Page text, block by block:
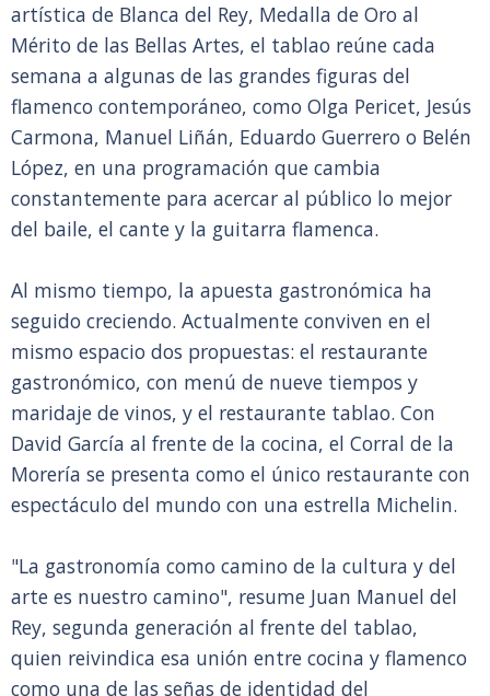
artística de Blanca del Rey, Medalla de Oro al
Mérito de las Bellas Artes, el tablao reúne cada
semana a algunas de las grandes figuras del
flamenco contemporáneo, como Olga Pericet, Jesús
Carmona, Manuel Liñán, Eduardo Guerrero o Belén
López, en una programación que cambia
constantemente para acercar al público lo mejor
del baile, el cante y la guitarra flamenca.
Al mismo tiempo, la apuesta gastronómica ha
seguido creciendo. Actualmente conviven en el
mismo espacio dos propuestas: el restaurante
gastronómico, con menú de nueve tiempos y
maridaje de vinos, y el restaurante tablao. Con
David García al frente de la cocina, el Corral de la
Morería se presenta como el único restaurante con
espectáculo del mundo con una estrella Michelin.
"La gastronomía como camino de la cultura y del
arte es nuestro camino", resume Juan Manuel del
Rey, segunda generación al frente del tablao,
quien reivindica esa unión entre cocina y flamenco
como una de las señas de identidad del